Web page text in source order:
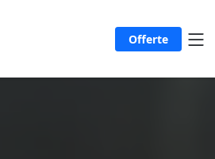
Offerte